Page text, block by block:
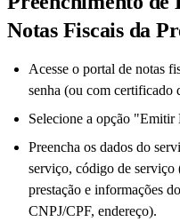
Notas Fiscais da
Acesse o portal de notas
senha (ou com certificado
Selecione a opção
Preencha os dados do
serviço, código de
prestação e informações
CNPJ/CPF, endereço).